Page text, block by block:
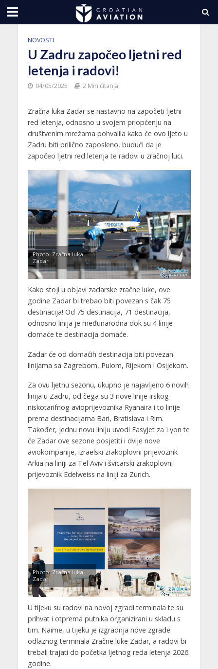
NOVOSTI
U Zadru započeo ljetni red
letenja i radovi!
04/05/2025 2 Min čitanja
Zračna luka Zadar se nastavno na započeti ljetni
red letenja, odnosno u svojem priopćenju na
društvenim mrežama pohvalila kako će ovo ljeto u
Zadru biti prilično zaposleno, budući da je
započeo ljetni red letenja te radovi u zračnoj luci.
Photo: Zračna luka
Zadar
Kako stoji u objavi zadarske zračne luke, ove
godine Zadar bi trebao biti povezan s čak 75
destinacija! Od 75 destinacija, 71 destinacija,
odnosno linija je međunarodna dok su 4 linije
domaće te destinacija domaće.
Zadar će od domaćih destinacija biti povezan
linijama sa Zagrebom, Pulom, Rijekom i Osijekom.
Za ovu ljetnu sezonu, ukupno je najavljeno 6 novih
linija u Zadru, od čega su 3 nove linije irskog
niskotarifnog avioprijevoznika Ryanaira i to linije
prema destinacijama Bari, Bratislava i Rim.
Također, jednu novu liniju uvodi EasyJet za Lyon te
će Zadar ove sezone posjetiti i dvije nove
aviokompanije, izraelski zrakoplovni prijevoznik
Arkia na liniji za Tel Aviv i švicarski zrakoplovni
prijevoznik Edelweiss na liniji za Zurich.
Photo: Zračna luka
Zadar
U tijeku su radovi na novoj zgradi terminala te su
prihvat i otprema putnika organizirani u skladu s
tim. Naime, u tijeku je izgradnja nove zgrade
odlaznog terminala Zračne luke Zadar, a radovi bi
trebali trajati do početka ljetnog reda letenja 2026.
godine.